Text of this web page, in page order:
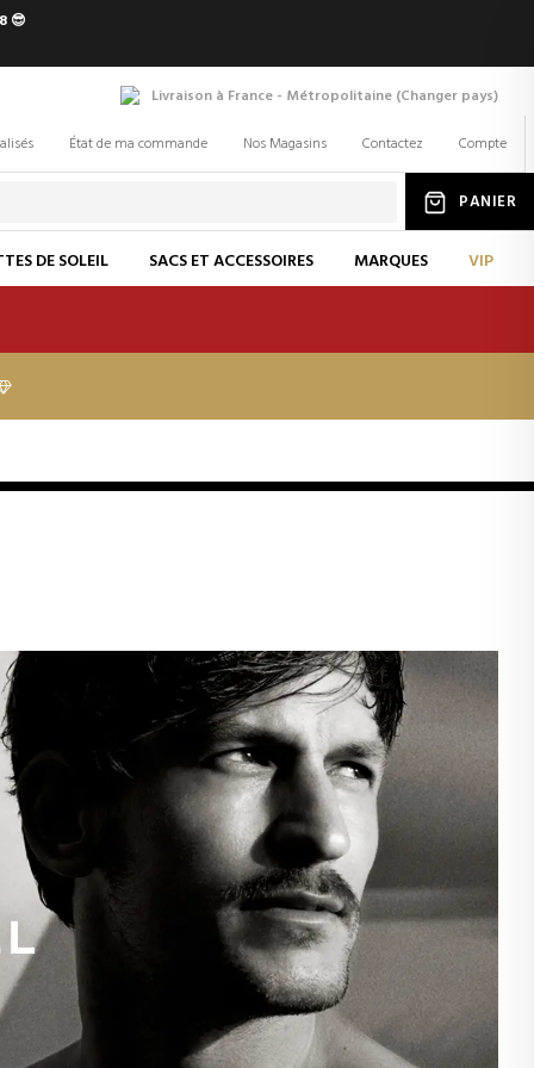
😎
Livraison à France - Métropolitaine (Changer pays)
État de ma commande Nos Magasins Contactez Compte
PANIER
DE SOLEIL SACS ET ACCESSOIRES MARQUES VIP